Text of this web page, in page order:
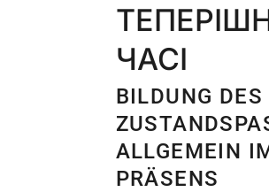
ЧАСІ
BILDUNG DES
ALLGEMEIN
PRÄSENS